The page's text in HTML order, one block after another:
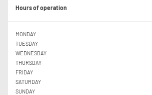
Hours of operation
MONDAY
TUESDAY
WEDNESDAY
THURSDAY
FRIDAY
SATURDAY
SUNDAY